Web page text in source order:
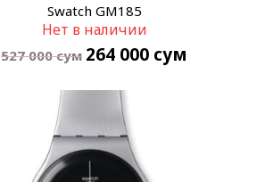
Swatch GM185
Нет в наличии
527 000сум 264 000 сум